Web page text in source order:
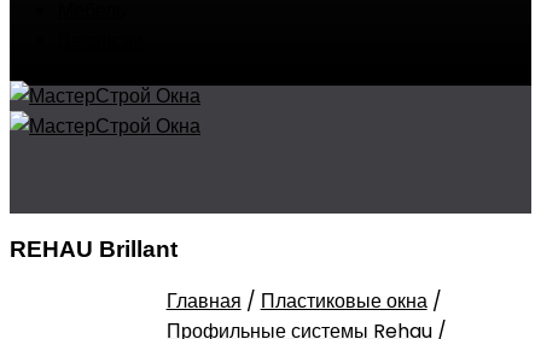
REHAU Brillant
Главная / Пластиковые окна/
Профильные системы Rehau/